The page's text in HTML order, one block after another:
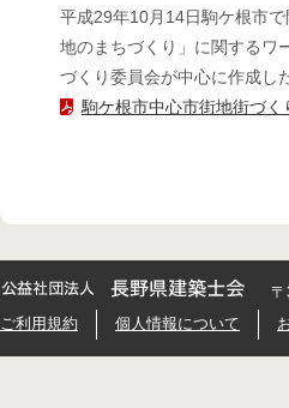
平成29年10月14日駒ケ根市
地のまちづくり」に関するワ
づくり委員会が中心に作成し
駒ケ根市中心市街地街づく
ご利用規約
個人情報について